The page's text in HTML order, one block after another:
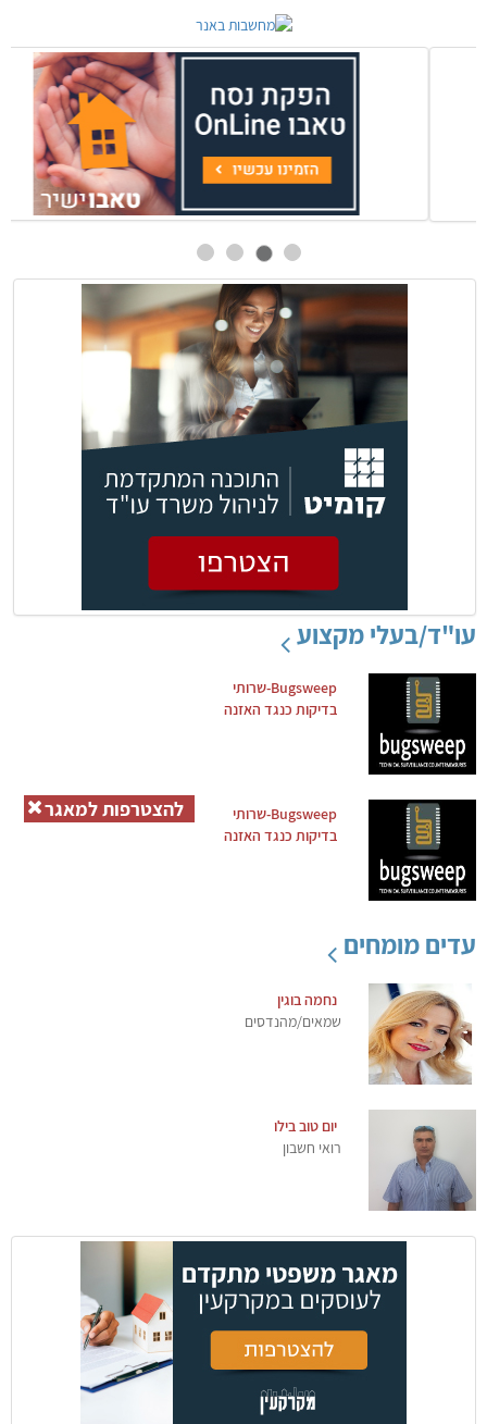
עו"ד/בעלי מקצוע
Bugsweep-שרותי
בדיקות כנגד האזנה
Bugsweep-שרותי
בדיקות כנגד האזנה
עדים מומחים
נחמה בוגין
שמאים/מהנדסים
יום טוב בילו
רואי חשבון
להצטרפות למאגר